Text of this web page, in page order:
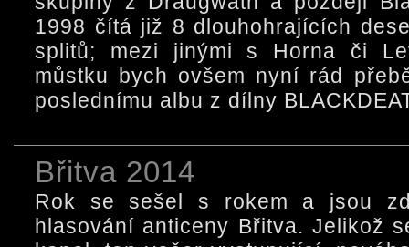
1998 čítá již 8 dlouhohrajících
splitů; mezi jinými s Horna či
můstku bych ovšem nyní rád
poslednímu albu z dílny
Břitva 2014
Rok se sešel s rokem a jsou
hlasování anticeny Břitva. Jelikož